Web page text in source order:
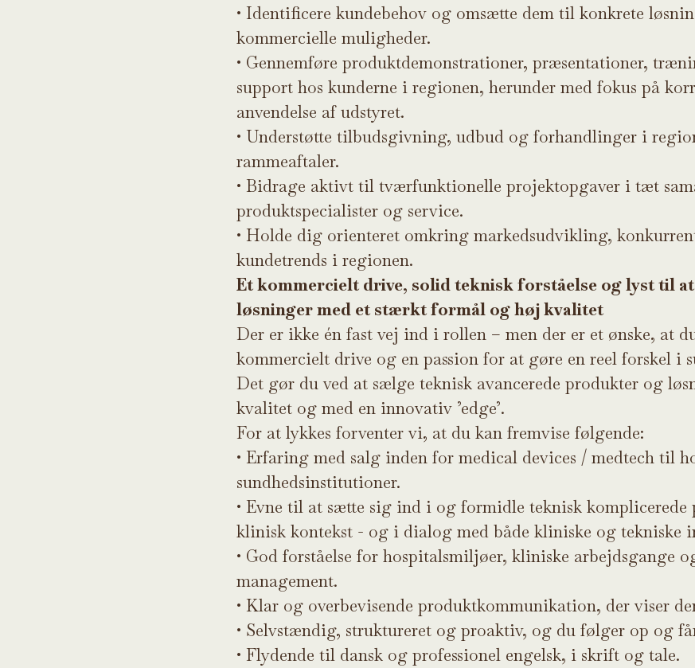
• Identificere kundebehov og omsætte dem til konkrete
kommercielle muligheder.
• Gennemføre produktdemonstrationer, præsentationer,
support hos kunderne i regionen, herunder med fokus på
anvendelse af udstyret.
• Understøtte tilbudsgivning, udbud og forhandlinger i
rammeaftaler.
• Bidrage aktivt til tværfunktionelle projektopgaver i tæt
produktspecialister og service.
• Holde dig orienteret omkring markedsudvikling,
kundetrends i regionen.
Et kommercielt drive, solid teknisk forståelse og lyst til
løsninger med et stærkt formål og høj kvalitet
Der er ikke én fast vej ind i rollen – men der er et ønske, at
kommercielt drive og en passion for at gøre en reel forskel i
Det gør du ved at sælge teknisk avancerede produkter og
kvalitet og med en innovativ ’edge’.
For at lykkes forventer vi, at du kan fremvise følgende:
• Erfaring med salg inden for medical devices / medtech til
sundhedsinstitutioner.
• Evne til at sætte sig ind i og formidle teknisk komplicerede
klinisk kontekst - og i dialog med både kliniske og tekniske
• God forståelse for hospitalsmiljøer, kliniske arbejdsgange
management.
• Klar og overbevisende produktkommunikation, der viser
• Selvstændig, struktureret og proaktiv, og du følger op og
• Flydende til dansk og professionel engelsk, i skrift og tale.